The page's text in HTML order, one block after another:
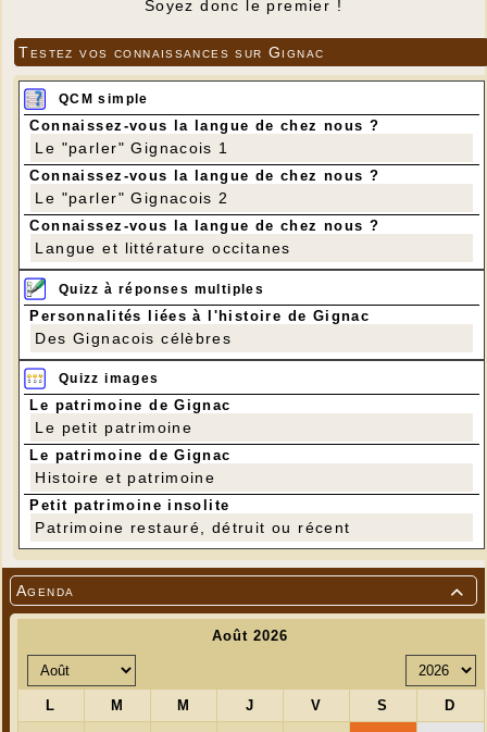

Agenda
Soyez donc le premier !
Testez vos connaissances sur Gignac
QCM simple
Connaissez-vous la langue de chez nous ?
Le "parler" Gignacois 1
Connaissez-vous la langue de chez nous ?
Le "parler" Gignacois 2
Connaissez-vous la langue de chez nous ?
Langue et littérature occitanes
Quizz à réponses multiples
Personnalités liées à l'histoire de Gignac
Des Gignacois célèbres
Quizz images
Le patrimoine de Gignac
Le petit patrimoine
Le patrimoine de Gignac
Histoire et patrimoine
Petit patrimoine insolite
Patrimoine restauré, détruit ou récent